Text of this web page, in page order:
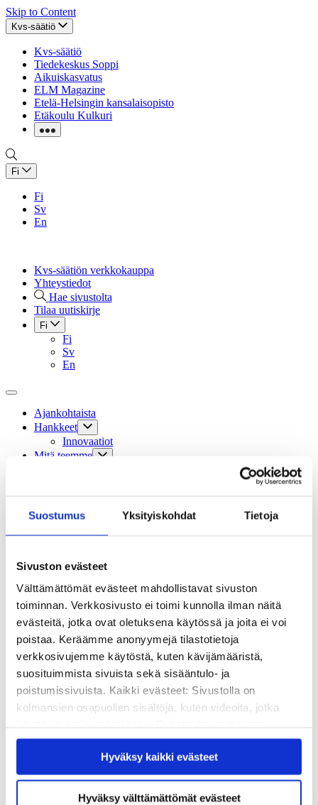
Suostumus Yksityiskohdat Tietoja
Sivuston evästeet
Välttämättömät evästeet mahdollistavat sivuston
toiminnan. Verkkosivusto ei toimi kunnolla ilman näitä
evästeitä, jotka ovat oletuksena käytössä ja joita ei voi
poistaa. Keräämme anonyymejä tilastotietoja
verkkosivujemme käytöstä, kuten kävijämääristä,
suosituimmista sivuista sekä sisääntulo- ja
poistumissivuista. Kaikki evästeet: Sivustolla on
kolmansien osapuolien sisältöjä, kuten videoita, jotka
saattaa estää näiden sisältöjen näkymisen.
Hyväksymällä kaikki evästeet varmistat, että kaikki
sisältö on käytettävissäsi.
Hyväksy kaikki evästeet
Hyväksy välttämättömät evästeet
Skip to Content
Kvs-säätiö
Kvs-säätiö
Tiedekeskus Soppi
Aikuiskasvatus
ELM Magazine
Etelä-Helsingin kansalaisopisto
Etäkoulu Kulkuri
Fi
Fi
Sv
En
Kvs-säätiön verkkokauppa
Yhteystiedot
Hae sivustolta
Tilaa uutiskirje
Fi
Fi
Sv
En
Ajankohtaista
Hankkeet
Innovaatiot
Mitä teemme
Sivistysviikko
Sivistyksen pelottomat -blogi
Oppiminen
Tapahtumat
Tilauskurssit
Säätiö
Säännöt
Vuosikertomukset
Historia
Sivistyspalkinto
Töihin meille?
Turvallisemman tilan periaatteet
Yhteystiedot
Kvs-säätiön verkkokauppa
Yhteystiedot